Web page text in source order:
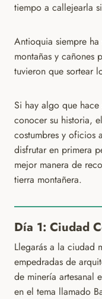
tiempo a callejearla
Antioquia siempre
montañas y cañones
tuvieron que sortear
Si hay algo que
conocer su historia,
costumbres y oficios
disfrutar en primera
mejor manera de
tierra montañera.
Día 1: Ciudad
Llegarás a la ciudad
empedradas de
de minería artesanal
en el tema llamado